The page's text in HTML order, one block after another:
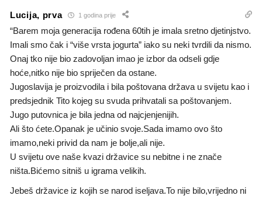
Lucija, prva 1 godina prije
“Barem moja generacija rođena 60tih je imala sretno djetinjstvo.
Imali smo čak i “više vrsta jogurta” iako su neki tvrdili da nismo.
Onaj tko nije bio zadovoljan imao je izbor da odseli gdje
hoće,nitko nije bio spriječen da ostane.
Jugoslavija je proizvodila i bila poštovana država u svijetu kao i
predsjednik Tito kojeg su svuda prihvatali sa poštovanjem.
Jugo putovnica je bila jedna od najcjenjenijih.
Ali što ćete.Opanak je učinio svoje.Sada imamo ovo što
imamo,neki privid da nam je bolje,ali nije.
U svijetu ove naše kvazi državice su nebitne i ne znače
ništa.Bićemo sitniš u igrama velikih.
Jebeš državice iz kojih se narod iseljava.To nije bilo,vrijedno ni